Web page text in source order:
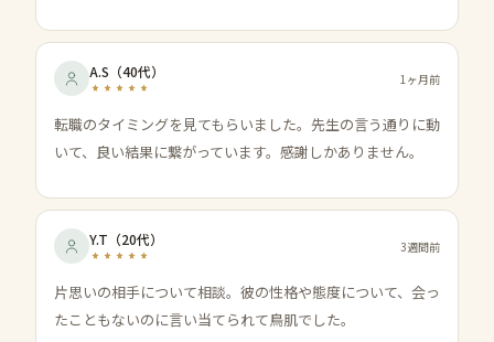
A.S （40代） 1ヶ月前
転職のタイミングを見てもらいました。先生の言う通りに動
いて、良い結果に繋がっています。感謝しかありません。
Y.T （20代） 3週間前
片思いの相手について相談。彼の性格や態度について、会っ
たこともないのに言い当てられて鳥肌でした。